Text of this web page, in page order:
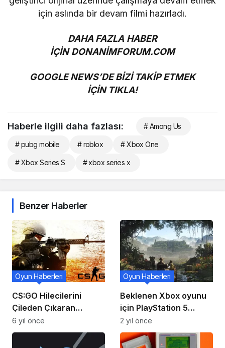
için aslında bir devam filmi hazırladı.
DAHA FAZLA HABER
İÇİNDONANİMFORUM.COM
GOOGLE NEWS’DE BİZİ TAKİP ETMEK
İÇİN TIKLA!
Haberle ilgili daha fazlası: # Among Us
# pubg mobile # roblox # Xbox One
# Xbox Series S # xbox series x
Benzer Haberler
CS:GO Hilecilerini
Çileden Çıkaran
YouTuber, Yeni Bir
‘Hile’ Yayınladı!
Oyun Haberleri
6 yıl önce
Beklenen Xbox oyunu
için PlayStation 5
sürprizi
Oyun Haberleri
2 yıl önce